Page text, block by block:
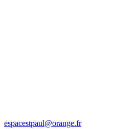
espacestpaul@orange.fr